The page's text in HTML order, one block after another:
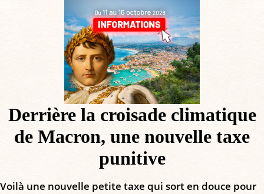
Derrière la croisade climatique
de Macron, une nouvelle taxe
punitive
Voilà une nouvelle petite taxe qui sort en douce pour